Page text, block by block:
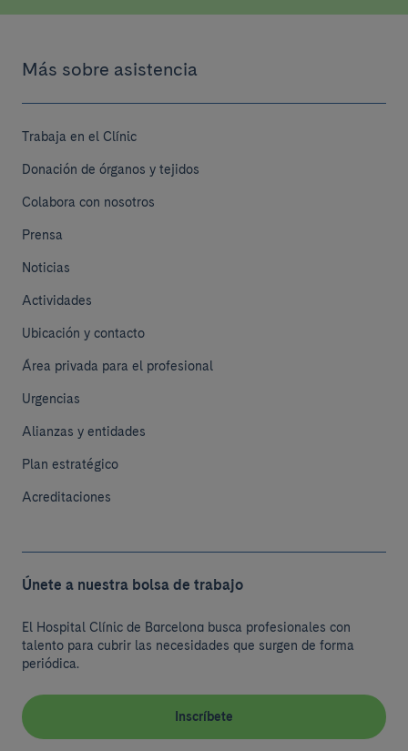
Más sobre asistencia
Trabaja en el Clínic
Donación de órganos y tejidos
Colabora con nosotros
Prensa
Noticias
Actividades
Ubicación y contacto
Área privada para el profesional
Urgencias
Alianzas y entidades
Plan estratégico
Acreditaciones
Únete a nuestra bolsa de trabajo
El Hospital Clínic de Barcelona busca profesionales con
talento para cubrir las necesidades que surgen de forma
periódica.
Inscríbete